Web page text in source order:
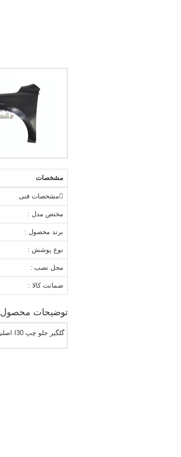
مشخصات
مشخصات فنی
مختص مدل :
برند محصول :
نوع پوشش :
محل نصب :
ضمانت کالا :
توضیحات محصول
گلگیر جلو چپ I30 اصلی قابل نصب برای هیوندای i30 سری ساخت FD مدل سال ساخت 2007 - 2008 - 2009 - 2010 - 2011 - 2012 .